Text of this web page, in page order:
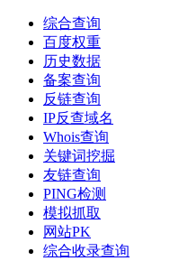
综合查询
百度权重
历史数据
备案查询
反链查询
IP反查域名
Whois查询
关键词挖掘
友链查询
PING检测
模拟抓取
网站PK
综合收录查询